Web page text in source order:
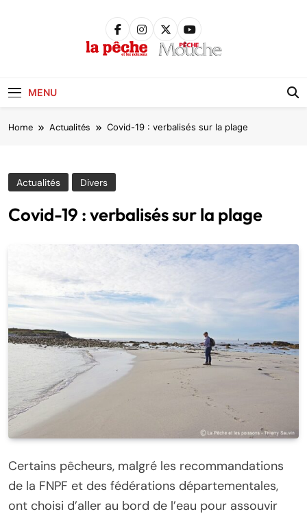
MENU
Home Actualités Covid-19 : verbalisés sur la plage
Actualités Divers
Covid-19 : verbalisés sur la plage
Certains pêcheurs, malgré les recommandations
de la FNPF et des fédérations départementales,
ont choisi d’aller au bord de l’eau pour assouvir